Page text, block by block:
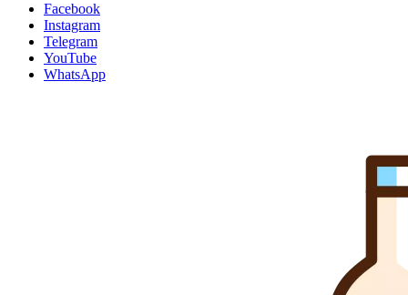
Facebook
Instagram
Telegram
YouTube
WhatsApp